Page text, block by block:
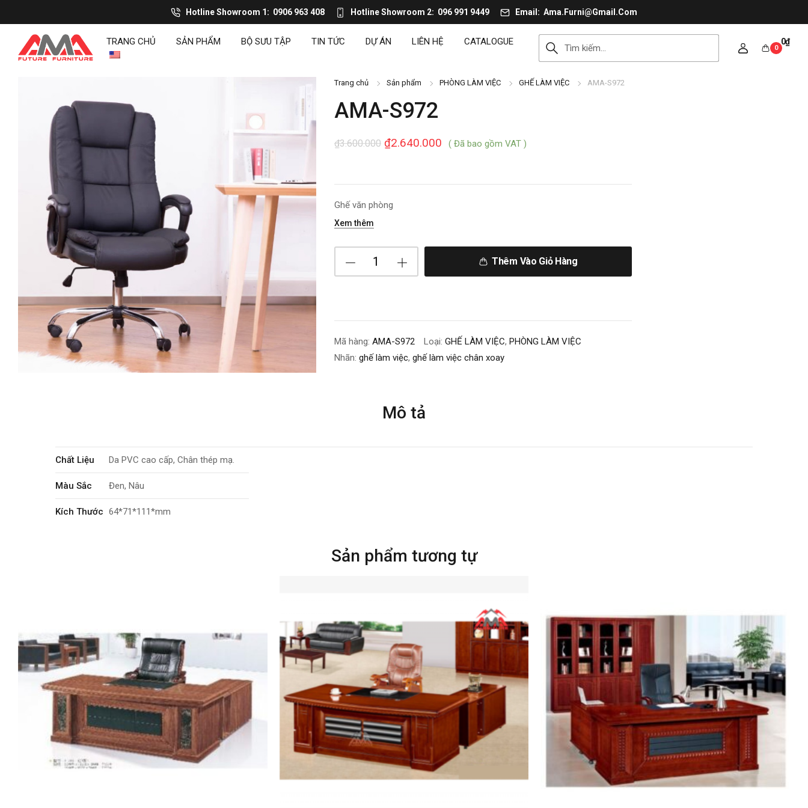
Hotline Showroom 1 0906 963 408 Hotline Showroom 2 096 991 9449 Email Ama.Furni@Gmail.Com
TRANG CHỦ SẢN PHẨM BỘ SƯU TẬP TIN TỨC DỰ ÁN LIÊN HỆ CATALOGUE 0₫
0
Trang chủ Sản phẩm PHÒNG LÀM VIỆC GHẾ LÀM VIỆC AMA-S972
AMA-S972
3.600.000
₫ 2.640.000
₫ ( Đã bao gồm VAT )
Ghế văn phòng
Xem thêm
Thêm Vào Giỏ Hàng
Mã hàng: AMA-S972 Loại: GHẾ LÀM VIỆC, PHÒNG LÀM VIỆC
Nhãn: ghế làm việc, ghế làm việc chân xoay
Mô tả
Chất Liệu Da PVC cao cấp, Chân thép mạ.
Màu Sắc Đen, Nâu
Kích Thước 64*71*111*mm
Sản phẩm tương tự